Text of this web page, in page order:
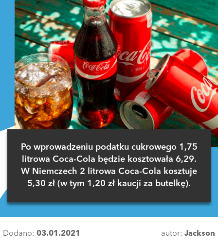
Po wprowadzeniu podatku cukrowego 1,75
litrowa Coca-Cola będzie kosztowała 6,29.
W Niemczech 2 litrowa Coca-Cola kosztuje
5,30 zł (w tym 1,20 zł kaucji za butelkę).
Dodano: 03.01.2021 autor: Jackson